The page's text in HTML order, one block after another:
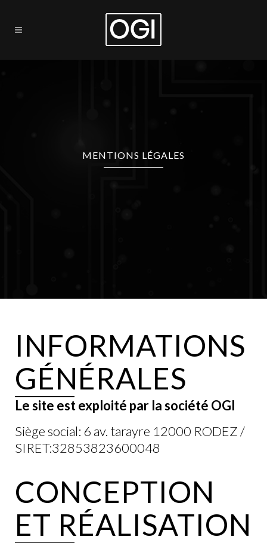
MENTIONS LÉGALES
INFORMATIONS
GÉNÉRALES
Le site est exploité par la société OGI
Siège social: 6 av. tarayre 12000 RODEZ /
SIRET:32853823600048
CONCEPTION
ET RÉALISATION